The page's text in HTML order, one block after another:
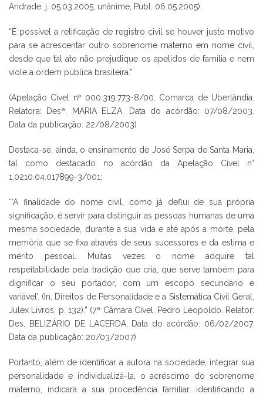
Andrade. j. 05.03.2005, unânime, Publ. 06.05.2005).
“É possível a retificação de registro civil se houver justo motivo
para se acrescentar outro sobrenome materno em nome civil,
desde que tal ato não prejudique os apelidos de família e nem
viole a ordem pública brasileira.”
(Apelação Cível nº 000.319.773-8/00. Comarca de Uberlândia.
Relatora: Desª. MARIA ELZA. Data do acórdão: 07/08/2003.
Data da publicação: 22/08/2003)
Destaca-se, ainda, o ensinamento de José Serpa de Santa Maria,
tal como destacado no acórdão da Apelação Cível n°
1.0210.04.017899-3/001:
“‘A finalidade do nome civil, como já deflui de sua própria
significação, é servir para distinguir as pessoas humanas de uma
mesma sociedade, durante a sua vida e até após a morte, pela
memória que se fixa através de seus sucessores e da estima e
mérito pessoal. Muitas vezes o nome adquire tal
respeitabilidade pela tradição que cria, que serve também para
dignificar o seu portador, com um escopo secundário e
variável’. (In, Direitos de Personalidade e a Sistemática Civil Geral,
Julex Livros, p. 132).” (7ª Câmara Cível. Pedro Leopoldo. Relator:
Des. BELIZÁRIO DE LACERDA. Data do acórdão: 06/02/2007.
Data da publicação: 20/03/2007)
Portanto, além de identificar a autora na sociedade, integrar sua
personalidade e individualizá-la, o acréscimo do sobrenome
materno, indicará a sua procedência familiar, identificando a